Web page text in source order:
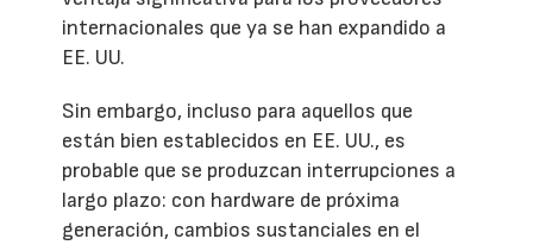
internacionales que ya se han expandido a
EE. UU.
Sin embargo, incluso para aquellos que
están bien establecidos en EE. UU., es
probable que se produzcan interrupciones a
largo plazo: con hardware de próxima
generación, cambios sustanciales en el